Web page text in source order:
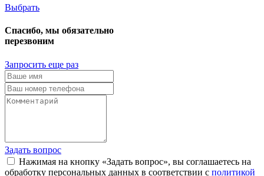
Выбрать
Спасибо, мы обязательно
перезвоним
Запросить еще раз
Задать вопрос
Нажимая на кнопку «Задать вопрос», вы соглашаетесь на
обработку персональных данных в соответствии с политикой